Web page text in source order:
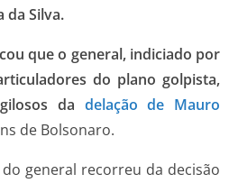
da Silva.
que o general, indiciado por
do plano golpista,
da delação de Mauro
de Bolsonaro.
general recorreu da decisão